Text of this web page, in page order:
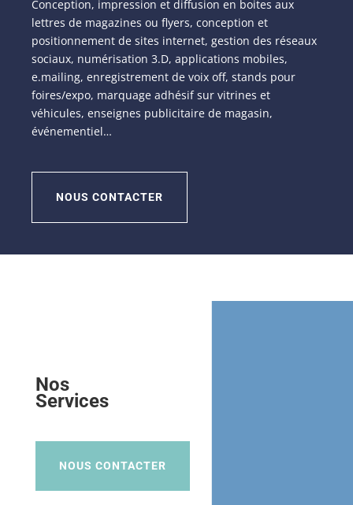
Conception, impression et diffusion en boites aux
lettres de magazines ou flyers, conception et
positionnement de sites internet, gestion des réseaux
sociaux, numérisation 3.D, applications mobiles,
e.mailing, enregistrement de voix off, stands pour
foires/expo, marquage adhésif sur vitrines et
véhicules, enseignes publicitaire de magasin,
événementiel…
NOUS CONTACTER
Nos
Services
NOUS CONTACTER